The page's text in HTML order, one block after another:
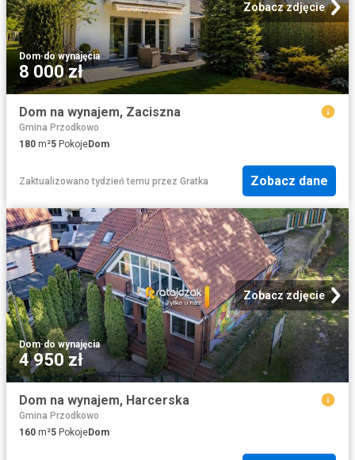
Zobacz zdjęcie
Dom·do wynajęcia
8 000 zł
Dom na wynajem, Zaciszna
Gmina Przodkowo
180 m²5 PokojeDom
Zaktualizowano tydzień temu przez Gratka Zobacz dane
Zobacz zdjęcie
Dom·do wynajęcia
4 950 zł
Dom na wynajem, Harcerska
Gmina Przodkowo
160 m²5 PokojeDom